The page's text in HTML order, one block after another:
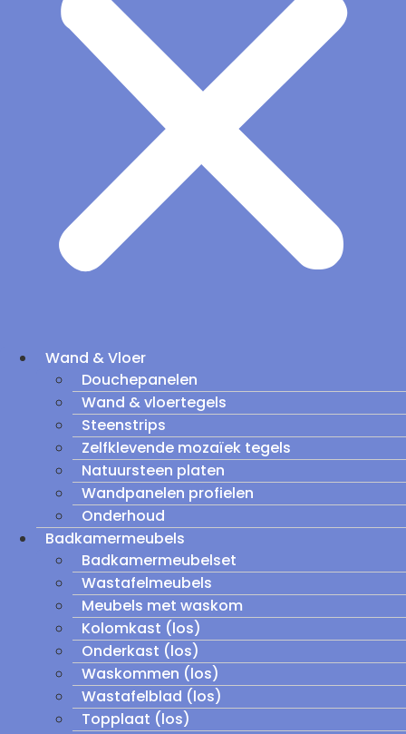
Wand & Vloer
Douchepanelen
Wand & vloertegels
Steenstrips
Zelfklevende mozaïek tegels
Natuursteen platen
Wandpanelen profielen
Onderhoud
Badkamermeubels
Badkamermeubelset
Wastafelmeubels
Meubels met waskom
Kolomkast (los)
Onderkast (los)
Waskommen (los)
Wastafelblad (los)
Topplaat (los)